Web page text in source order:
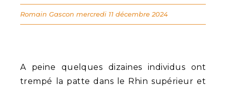
A peine quelques dizaines individus ont
trempé la patte dans le Rhin supérieur et
Romain Gascon mercredi 11 décembre 2024